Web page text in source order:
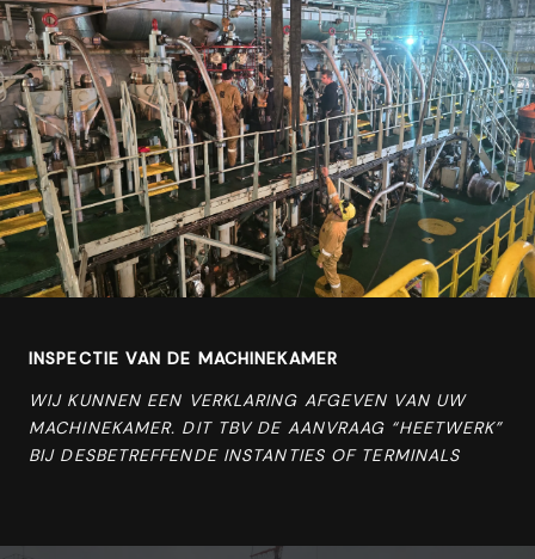
INSPECTIE VAN DE MACHINEKAMER
WIJ KUNNEN EEN VERKLARING AFGEVEN VAN UW
MACHINEKAMER. DIT TBV DE AANVRAAG “HEETWERK”
BIJ DESBETREFFENDE INSTANTIES OF TERMINALS